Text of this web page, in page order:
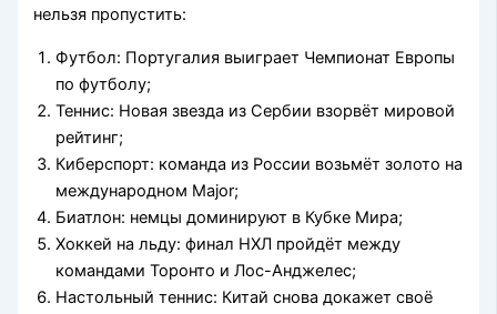
нельзя пропустить:
Футбол: Португалия выиграет Чемпионат Европы
по футболу;
Теннис: Новая звезда из Сербии взорвёт мировой
рейтинг;
Киберспорт: команда из России возьмёт золото на
международном Major;
Биатлон: немцы доминируют в Кубке Мира;
Хоккей на льду: финал НХЛ пройдёт между
командами Торонто и Лос-Анджелес;
Настольный теннис: Китай снова докажет своё